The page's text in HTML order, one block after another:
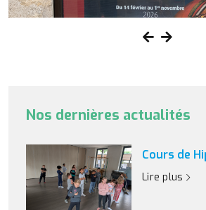
Nos dernières actualités
Cours de
Lire plus